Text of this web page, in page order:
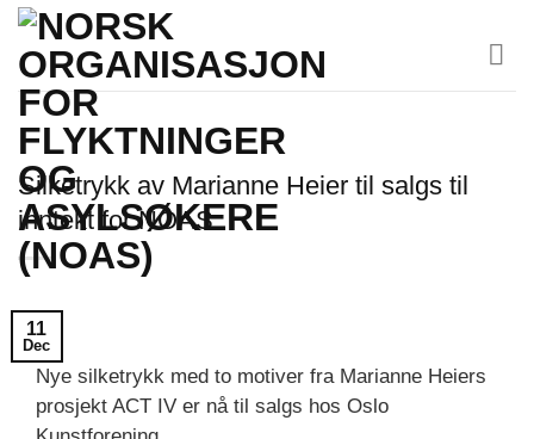
Skip
content
Silketrykk av Marianne Heier til salgs til
inntekt for NOAS
11
Dec
Nye silketrykk med to motiver fra Marianne Heiers
prosjekt ACT IV er nå til salgs hos Oslo